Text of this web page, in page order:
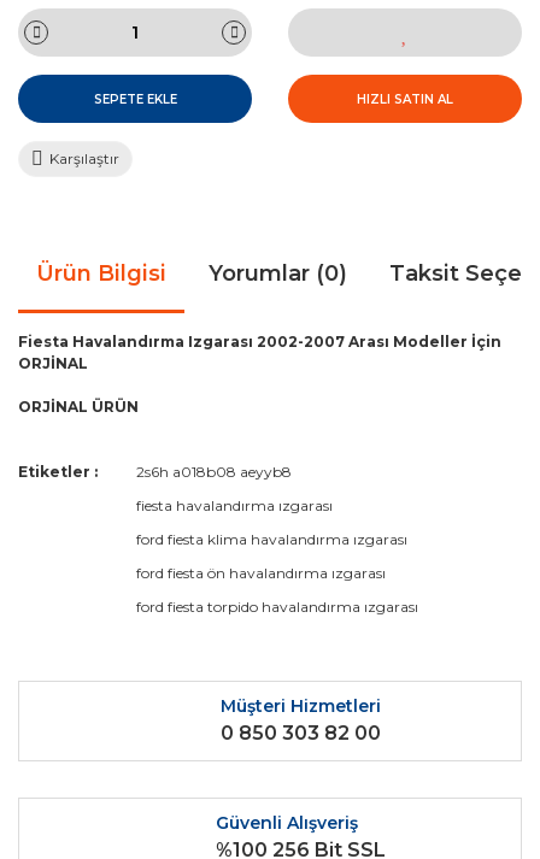
SEPETE EKLE HIZLI SATIN AL
Karşılaştır
Ürün Bilgisi Yorumlar (0) Taksit
Fiesta Havalandırma Izgarası 2002-2007 Arası Modeller İçin
ORJİNAL
ORJİNAL ÜRÜN
Bu ürüne ilk yorumu siz yapın!
Yorum Yaz
Bu ürünün fiyat bilgisi, resim, ürün açıklamalarında ve diğer
kullanarak tarafımıza iletebilirsiniz.
Görüş ve önerileriniz için teşekkür ederiz.
Ürün fiyatı diğer sitelerden daha pahalı.
Bu ürüne benzer farklı alternatifler olmalı.
Etiketler :
2s6h a018b08 aeyyb8
fiesta havalandırma ızgarası
ford fiesta klima havalandırma ızgarası
ford fiesta ön havalandırma ızgarası
ford fiesta torpido havalandırma ızgarası
Müşteri Hizmetleri
0 850 303 82 00
Güvenli Alışveriş
%100 256 Bit SSL